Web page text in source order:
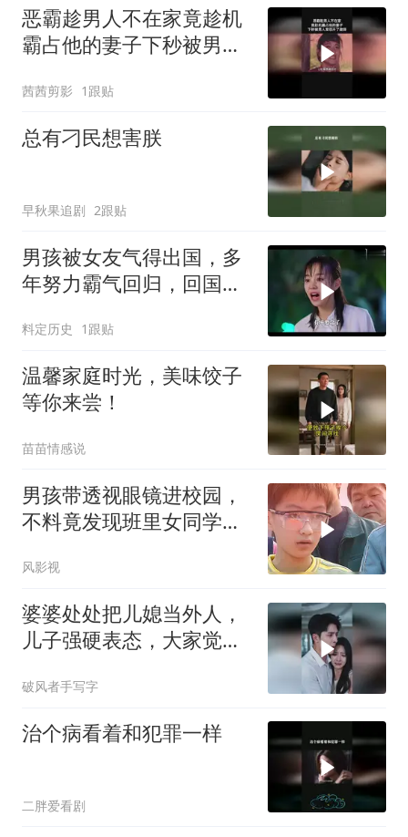
恶霸趁男人不在家竟趁机
霸占他的妻子下秒被男人
茜茜剪影 1跟贴
总有刁民想害朕
早秋果追剧 2跟贴
男孩被女友气得出国，多
年努力霸气回归，回国只
料定历史 1跟贴
温馨家庭时光，美味饺子
等你来尝！‍‍
苗苗情感说
男孩带透视眼镜进校园，
不料竟发现班里女同学的
风影视
婆婆处处把儿媳当外人，
儿子强硬表态，大家觉得
破风者手写字
治个病看着和犯罪一样
二胖爱看剧